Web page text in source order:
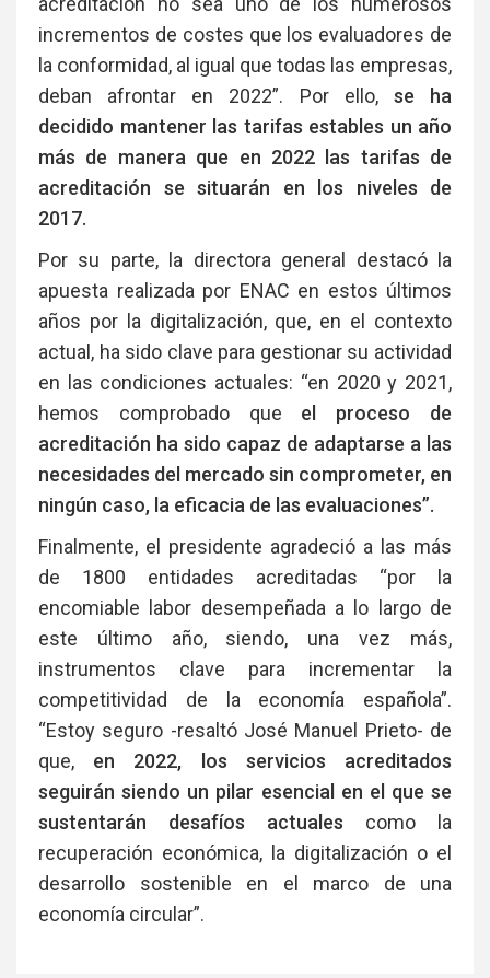
incrementos de costes que los evaluadores de
la conformidad, al igual que todas las empresas,
deban afrontar en 2022”. Por ello, se ha
decidido mantener las tarifas estables un año
más de manera que en 2022 las tarifas de
acreditación se situarán en los niveles de
2017.
Por su parte, la directora general destacó la
apuesta realizada por ENAC en estos últimos
años por la digitalización, que, en el contexto
actual, ha sido clave para gestionar su actividad
en las condiciones actuales: “en 2020 y 2021,
hemos comprobado que el proceso de
acreditación ha sido capaz de adaptarse a las
necesidades del mercado sin comprometer, en
ningún caso, la eficacia de las evaluaciones”.
Finalmente, el presidente agradeció a las más
de 1800 entidades acreditadas “por la
encomiable labor desempeñada a lo largo de
este último año, siendo, una vez más,
instrumentos clave para incrementar la
competitividad de la economía española”.
“Estoy seguro -resaltó José Manuel Prieto- de
que, en 2022, los servicios acreditados
seguirán siendo un pilar esencial en el que se
sustentarán desafíos actuales como la
recuperación económica, la digitalización o el
desarrollo sostenible en el marco de una
economía circular”.